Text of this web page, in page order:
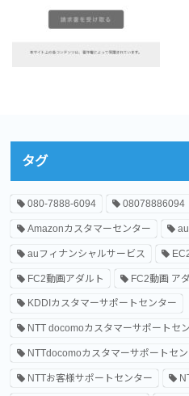
タグ
080-7888-6094 08078886094
Amazonカスタマーセンター
auフィナンシャルサービス
FC2動画アダルト FC2動画 ア
KDDIカスタマーサポートセンター
NTT docomoカスタマーサポートセ
NTTdocomoカスタマーサポートセ
NTTお客様サポートセンター